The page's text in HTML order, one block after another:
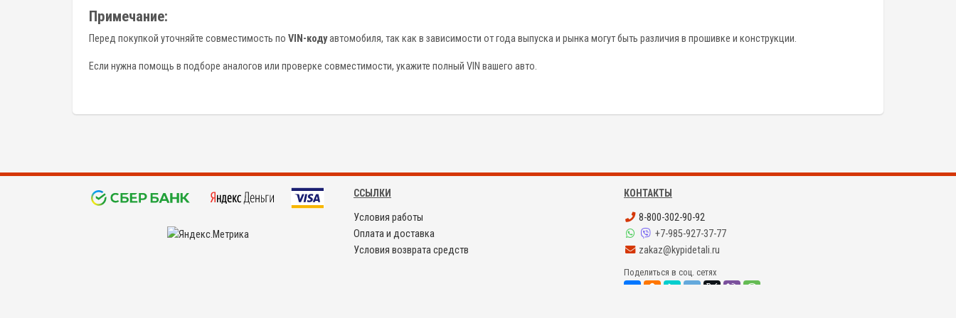
Примечание:
Перед покупкой уточняйте совместимость по VIN-кодуавтомобиля, так как в зависимости от года выпуска и рынка могут быть различия в прошивке и конструкции.
Если нужна помощь в подборе аналогов или проверке совместимости, укажите полный VIN вашего авто.
ССЫЛКИ
Условия работы
Оплата и доставка
Условия возврата средств
КОНТАКТЫ
8-800-302-90-92
+7-985-927-37-77
zakaz@kypidetali.ru
Поделиться в соц. сетях